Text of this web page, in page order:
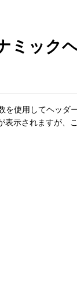
ミック
使用してヘッダ
示されますが、